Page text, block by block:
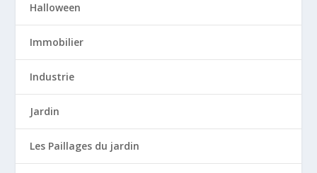
Halloween
Immobilier
Industrie
Jardin
Les Paillages du jardin